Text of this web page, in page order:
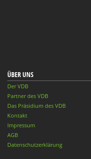
ÜBER UNS
Der VDB
Partner des VDB
Das Präsidium des VDB
Kontakt
Impressum
AGB
Datenschutzerklärung